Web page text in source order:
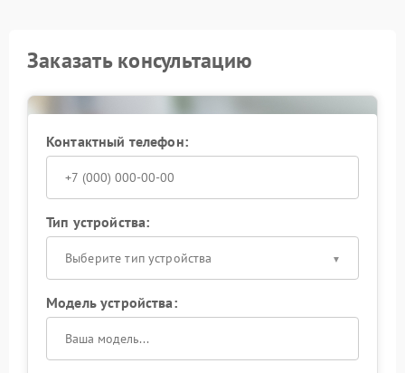
Заказать консультацию
Контактный телефон:
Тип устройства:
Выберите тип устройства
Модель устройства: